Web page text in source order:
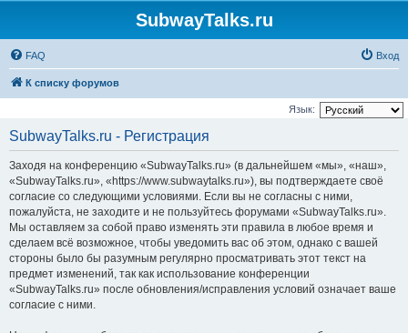
SubwayTalks.ru
FAQ Вход
К списку форумов
Язык:
SubwayTalks.ru - Регистрация
Заходя на конференцию «SubwayTalks.ru» (в дальнейшем «мы», «наш»,
«SubwayTalks.ru», «https://www.subwaytalks.ru»), вы подтверждаете своё
согласие со следующими условиями. Если вы не согласны с ними,
пожалуйста, не заходите и не пользуйтесь форумами «SubwayTalks.ru».
Мы оставляем за собой право изменять эти правила в любое время и
сделаем всё возможное, чтобы уведомить вас об этом, однако с вашей
стороны было бы разумным регулярно просматривать этот текст на
предмет изменений, так как использование конференции
«SubwayTalks.ru» после обновления/исправления условий означает ваше
согласие с ними.